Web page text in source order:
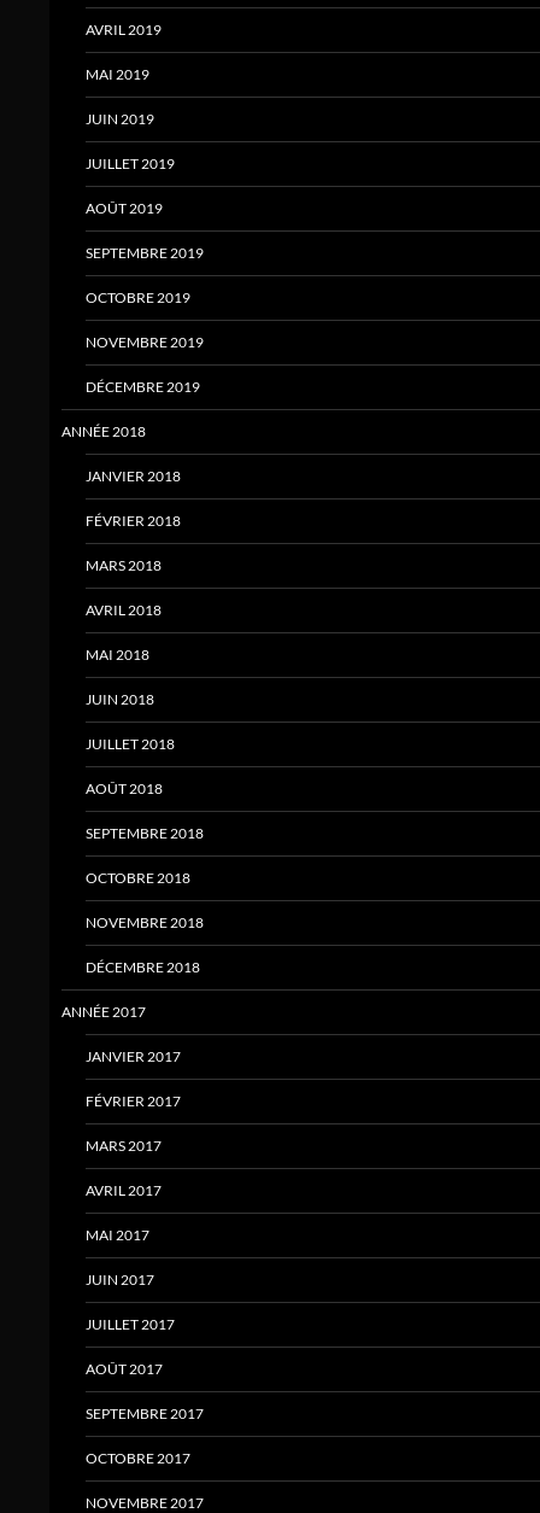
AVRIL 2019
MAI 2019
JUIN 2019
JUILLET 2019
AOÛT 2019
SEPTEMBRE 2019
OCTOBRE 2019
NOVEMBRE 2019
DÉCEMBRE 2019
ANNÉE 2018
JANVIER 2018
FÉVRIER 2018
MARS 2018
AVRIL 2018
MAI 2018
JUIN 2018
JUILLET 2018
AOÛT 2018
SEPTEMBRE 2018
OCTOBRE 2018
NOVEMBRE 2018
DÉCEMBRE 2018
ANNÉE 2017
JANVIER 2017
FÉVRIER 2017
MARS 2017
AVRIL 2017
MAI 2017
JUIN 2017
JUILLET 2017
AOÛT 2017
SEPTEMBRE 2017
OCTOBRE 2017
NOVEMBRE 2017